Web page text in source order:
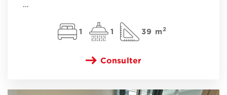
…
1 1 39 m2
Consulter